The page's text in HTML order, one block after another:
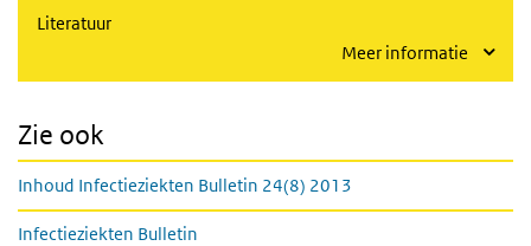
Literatuur
Meer informatie
Zie ook
Inhoud Infectieziekten Bulletin 24(8) 2013
Infectieziekten Bulletin